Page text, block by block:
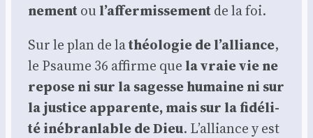
ne­mentou l’affermissementde la foi.
Sur le plan de lathéo­lo­gie de l’alliance,
le Psaume 36 affirme que la vraie vie ne
repose ni sur la sagesse humaine ni sur
la jus­tice appa­rente, mais sur la fidé­li­
té inébran­lable de Dieu. L’alliance y est